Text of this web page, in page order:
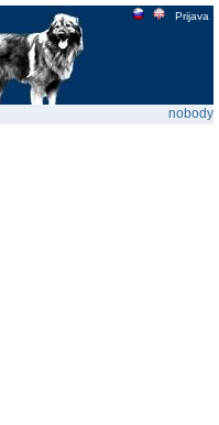
Prijava
nobody